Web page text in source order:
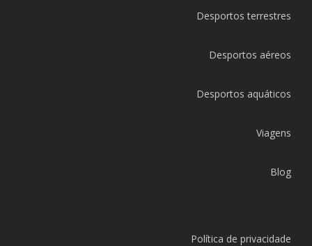
Desportos terrestres
Desportos aéreos
Desportos aquáticos
Viagens
Blog
Política de privacidade